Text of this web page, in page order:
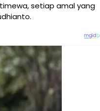
setiap amal yang